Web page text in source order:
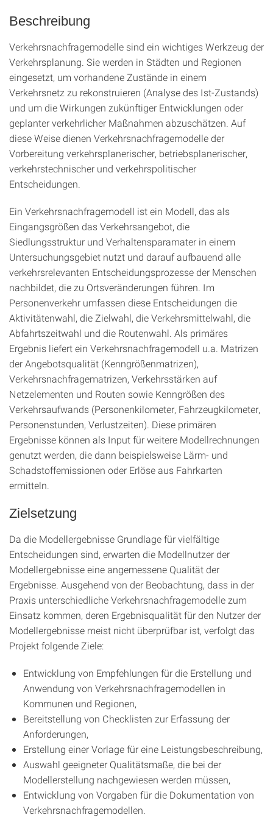
Beschreibung
Verkehrsnachfragemodelle sind ein wichtiges Werkzeug der
Verkehrsplanung. Sie werden in Städten und Regionen
eingesetzt, um vorhandene Zustände in einem
Verkehrsnetz zu rekonstruieren (Analyse des Ist-Zustands)
und um die Wirkungen zukünftiger Entwicklungen oder
geplanter verkehrlicher Maßnahmen abzuschätzen. Auf
diese Weise dienen Verkehrsnachfragemodelle der
Vorbereitung verkehrsplanerischer, betriebsplanerischer,
verkehrstechnischer und verkehrspolitischer
Entscheidungen.
Ein Verkehrsnachfragemodell ist ein Modell, das als
Eingangsgrößen das Verkehrsangebot, die
Siedlungsstruktur und Verhaltensparamater in einem
Untersuchungsgebiet nutzt und darauf aufbauend alle
verkehrsrelevanten Entscheidungsprozesse der Menschen
nachbildet, die zu Ortsveränderungen führen. Im
Personenverkehr umfassen diese Entscheidungen die
Aktivitätenwahl, die Zielwahl, die Verkehrsmittelwahl, die
Abfahrtszeitwahl und die Routenwahl. Als primäres
Ergebnis liefert ein Verkehrsnachfragemodell u.a. Matrizen
der Angebotsqualität (Kenngrößenmatrizen),
Verkehrsnachfragematrizen, Verkehrsstärken auf
Netzelementen und Routen sowie Kenngrößen des
Verkehrsaufwands (Personenkilometer, Fahrzeugkilometer,
Personenstunden, Verlustzeiten). Diese primären
Ergebnisse können als Input für weitere Modellrechnungen
genutzt werden, die dann beispielsweise Lärm- und
Schadstoffemissionen oder Erlöse aus Fahrkarten
ermitteln.
Zielsetzung
Da die Modellergebnisse Grundlage für vielfältige
Entscheidungen sind, erwarten die Modellnutzer der
Modellergebnisse eine angemessene Qualität der
Ergebnisse. Ausgehend von der Beobachtung, dass in der
Praxis unterschiedliche Verkehrsnachfragemodelle zum
Einsatz kommen, deren Ergebnisqualität für den Nutzer der
Modellergebnisse meist nicht überprüfbar ist, verfolgt das
Projekt folgende Ziele:
Entwicklung von Empfehlungen für die Erstellung und
Anwendung von Verkehrsnachfragemodellen in
Kommunen und Regionen,
Bereitstellung von Checklisten zur Erfassung der
Anforderungen,
Erstellung einer Vorlage für eine Leistungsbeschreibung,
Auswahl geeigneter Qualitätsmaße, die bei der
Modellerstellung nachgewiesen werden müssen,
Entwicklung von Vorgaben für die Dokumentation von
Verkehrsnachfragemodellen.